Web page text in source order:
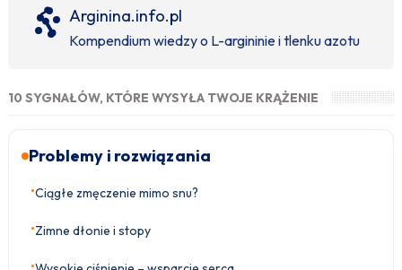
Arginina.info.pl
Kompendium wiedzy o L-argininie i tlenku azotu
10 SYGNAŁÓW, KTÓRE WYSYŁA TWOJE KRĄŻENIE
Problemy i rozwiązania
•Ciągłe zmęczenie mimo snu?
•Zimne dłonie i stopy
•